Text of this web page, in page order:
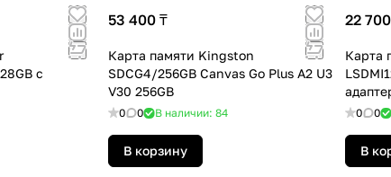
с
53 400 ₸
Карта памяти Kingston
SDCG4/256GB Canvas Go Plus A2 U3
V30 256GB
0 0 В наличии: 84
В корзину
22
Карта
0 0
В